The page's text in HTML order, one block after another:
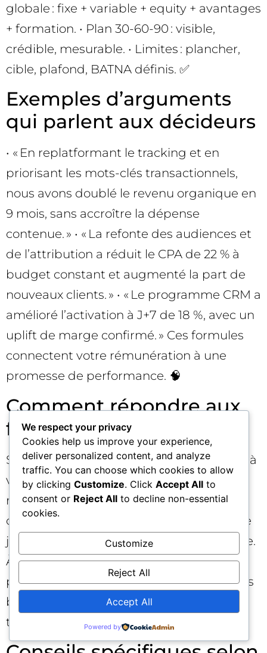
globale : fixe + variable + equity + avantages
+ formation. • Plan 30-60-90 : visible,
crédible, mesurable. • Limites : plancher,
cible, plafond, BATNA définis. ✅
Exemples d’arguments
qui parlent aux décideurs
• « En replatformant le tracking et en
priorisant les mots-clés transactionnels,
nous avons doublé le revenu organique en
9 mois, sans accroître la dépense
contenue. » • « La refonte des audiences et
de l’attribution a réduit le CPA de 22 % à
budget constant et augmenté la part de
nouveaux clients. » • « Le programme CRM a
amélioré l’activation à J+7 de 18 %, avec un
uplift de marge confirmé. » Ces formules
connectent votre rémunération à une
promesse de performance. 🧠
Comment répondre aux
fourchettes trop basses
Si l’on vous propose un package inférieur à
votre plancher, remerciez pour l’offre,
recap vos leviers d’impact et posez des
options : « Voici la fourchette dans laquelle
je peux m’engager compte tenu du scope.
À défaut, nous pouvons réduire le
périmètre ou prévoir une révision à 6 mois
basée sur ces KPIs. » Vous restez ouvert
tout en protégeant votre valeur. 💬
We respect your privacy
Cookies help us improve your experience,
deliver personalized content, and analyze
traffic. You can choose which cookies to allow
by clicking Customize. Click Accept All to
consent or Reject All to decline non-essential
cookies.
Customize
Reject All
Accept All
Powered by